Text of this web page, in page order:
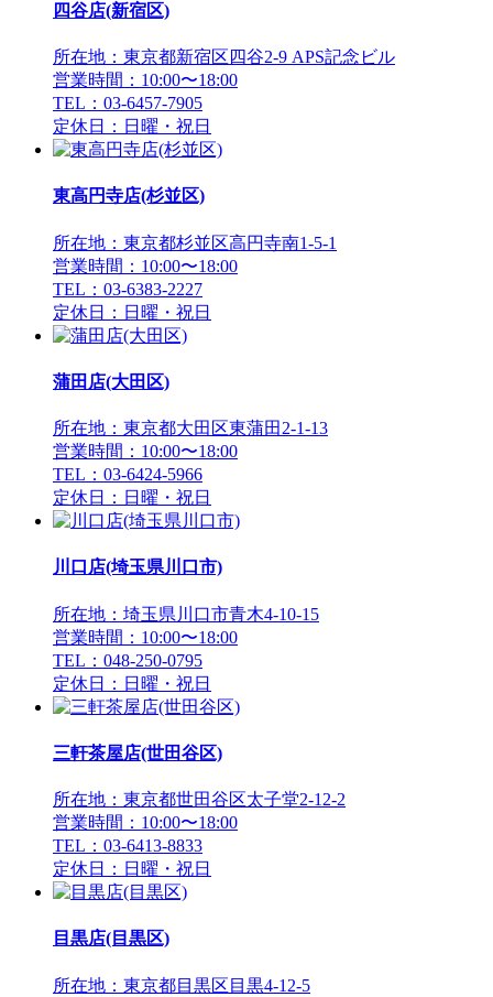
四谷店(新宿区)
所在地：東京都新宿区四谷2-9 APS記念ビル
営業時間：10:00〜18:00
TEL：03-6457-7905
定休日：日曜・祝日
東高円寺店(杉並区)
所在地：東京都杉並区高円寺南1-5-1
営業時間：10:00〜18:00
TEL：03-6383-2227
定休日：日曜・祝日
蒲田店(大田区)
所在地：東京都大田区東蒲田2-1-13
営業時間：10:00〜18:00
TEL：03-6424-5966
定休日：日曜・祝日
川口店(埼玉県川口市)
所在地：埼玉県川口市青木4-10-15
営業時間：10:00〜18:00
TEL：048-250-0795
定休日：日曜・祝日
三軒茶屋店(世田谷区)
所在地：東京都世田谷区太子堂2-12-2
営業時間：10:00〜18:00
TEL：03-6413-8833
定休日：日曜・祝日
目黒店(目黒区)
所在地：東京都目黒区目黒4-12-5